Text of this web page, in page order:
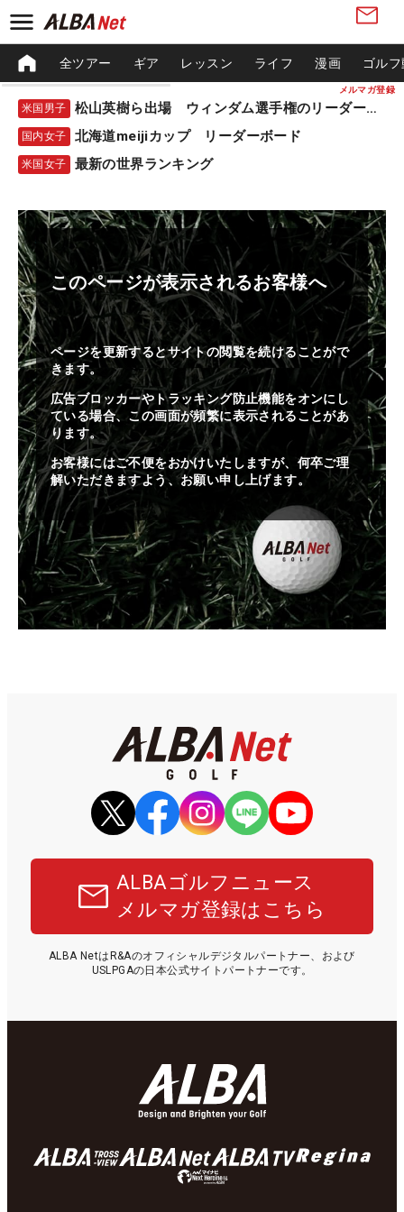
メルマガ登録
全ツアー ギア レッスン ライフ 漫画 ゴル
米国男子 松山英樹ら出場 ウィンダム選手権のリーダーボード
国内女子 北海道meijiカップ リーダーボード
米国女子 最新の世界ランキング
このページが表示されるお客様へ
ページを更新するとサイトの閲覧を続けることがで
きます。
広告ブロッカーやトラッキング防止機能をオンにし
ている場合、この画面が頻繁に表示されることがあ
ります。
お客様にはご不便をおかけいたしますが、何卒ご理
解いただきますよう、お願い申し上げます。
ALBAゴルフニュース
メルマガ登録はこちら
ALBA NetはR&Aのオフィシャルデジタルパートナー、および
USLPGAの日本公式サイトパートナーです。